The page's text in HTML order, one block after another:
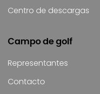
Centro de descargas
Campo de golf
Representantes
Contacto